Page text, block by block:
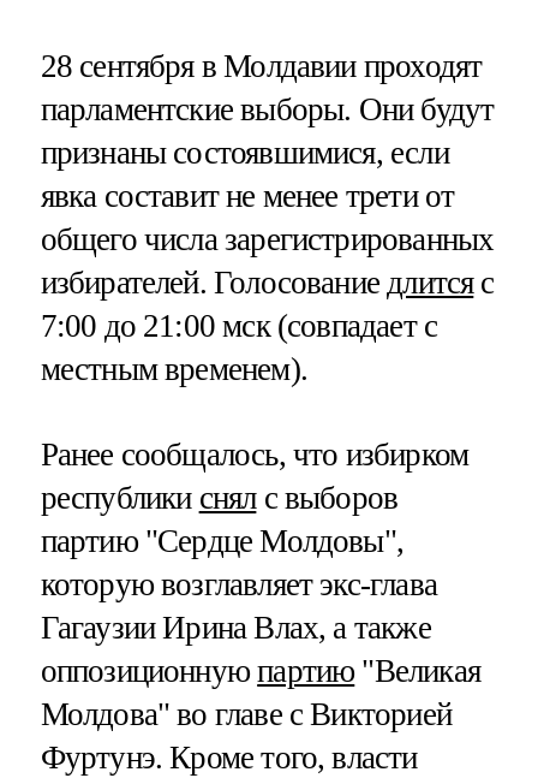
28 сентября в Молдавии проходят
парламентские выборы. Они будут
признаны состоявшимися, если
явка составит не менее трети от
общего числа зарегистрированных
избирателей. Голосование длитсяс
7:00 до 21:00 мск (совпадает с
местным временем).
Ранее сообщалось, что избирком
республики снялс выборов
партию "Сердце Молдовы",
которую возглавляет экс-глава
Гагаузии Ирина Влах, а также
оппозиционнуюпартию"Великая
Молдова" во главе с Викторией
Фуртунэ. Кроме того, власти